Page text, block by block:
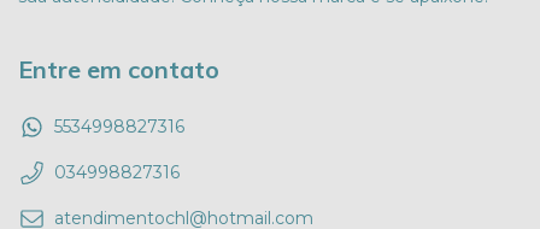
Entre em contato
5534998827316
034998827316
atendimentochl@hotmail.com